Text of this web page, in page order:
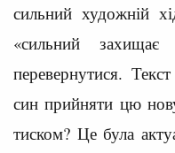
сильний художній
«сильний
перевернутися.
син прийняти цю
тиском? Це була